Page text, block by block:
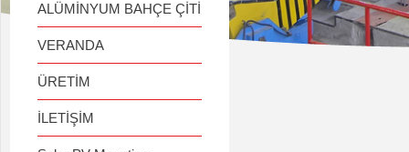
ALÜMİNYUM BAHÇE ÇİTİ
VERANDA
ÜRETİM
İLETİŞİM